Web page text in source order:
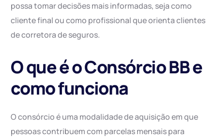
possa tomar decisões mais informadas, seja como
cliente final ou como profissional que orienta clientes
de corretora de seguros.
O que é o Consórcio BB e
como funciona
O consórcio é uma modalidade de aquisição em que
pessoas contribuem com parcelas mensais para